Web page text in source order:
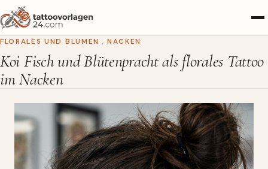
FLORALES UND BLUMEN , NACKEN
Koi Fisch und Blütenpracht als florales Tattoo
im Nacken